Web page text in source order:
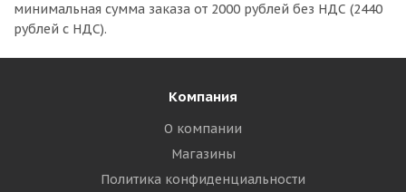
минимальная сумма заказа от 2000 рублей без НДС (2440
рублей с НДС).
Компания
О компании
Магазины
Политика конфиденциальности